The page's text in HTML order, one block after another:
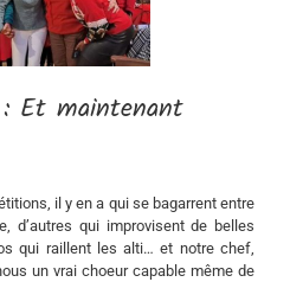
: Et maintenant
il y en a qui se bagarrent entre
d’autres qui improvisent de belles
qui raillent les alti… et notre chef,
un vrai choeur capable même de